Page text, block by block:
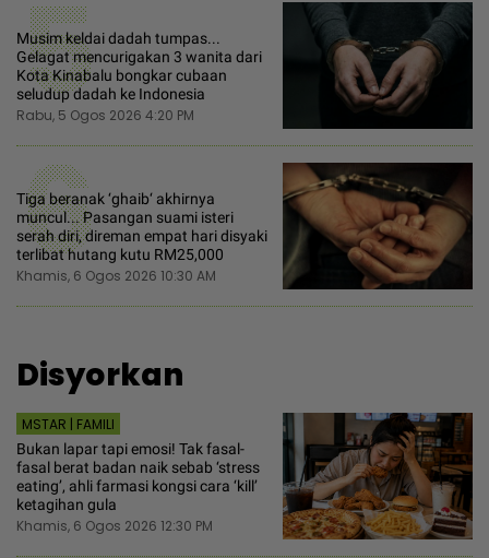
5
Musim keldai dadah tumpas...
Gelagat mencurigakan 3 wanita dari
Kota Kinabalu bongkar cubaan
seludup dadah ke Indonesia
Rabu, 5 Ogos 2026 4:20 PM
6
Tiga beranak ‘ghaib‘ akhirnya
muncul... Pasangan suami isteri
serah diri, direman empat hari disyaki
terlibat hutang kutu RM25,000
Khamis, 6 Ogos 2026 10:30 AM
Disyorkan
MSTAR | FAMILI
Bukan lapar tapi emosi! Tak fasal-
fasal berat badan naik sebab ‘stress
eating’, ahli farmasi kongsi cara ‘kill’
ketagihan gula
Khamis, 6 Ogos 2026 12:30 PM